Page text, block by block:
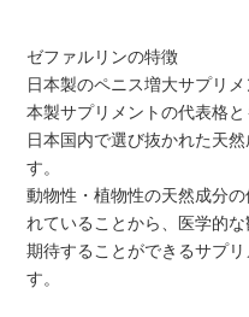
ゼファルリンの特徴
日本製のペニス増大サプリ
本製サプリメントの代表格
日本国内で選び抜かれた天
す。
動物性・植物性の天然成分
れていることから、医学的
期待することができるサプ
す。